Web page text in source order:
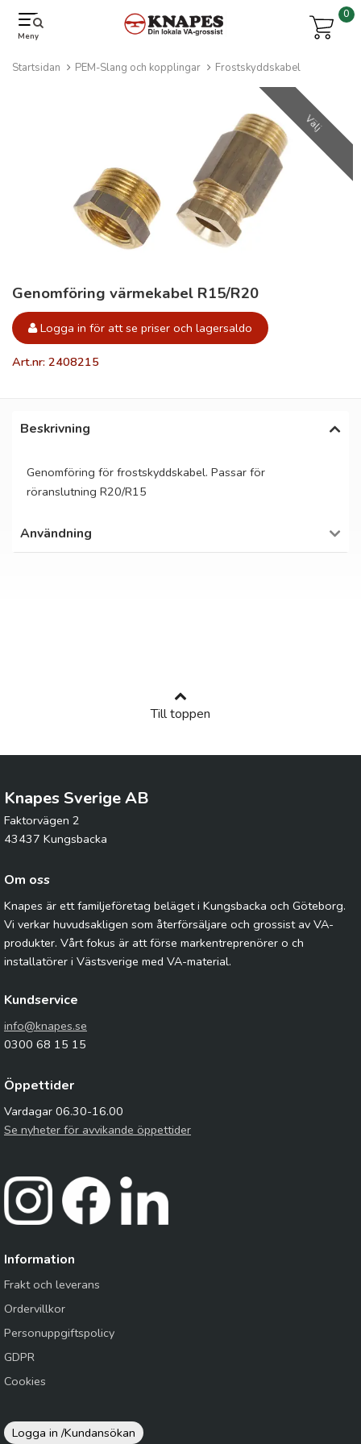
Meny
0
Startsidan PEM-Slang och kopplingar Frostskyddskabel
Välj
Genomföring värmekabel R15/R20
Logga in för att se priser och lagersaldo
Art.nr: 2408215
Beskrivning
Genomföring för frostskyddskabel. Passar för
röranslutning R20/R15
Användning
Till toppen
Knapes Sverige AB
Faktorvägen 2
43437 Kungsbacka
Om oss
Knapes är ett familjeföretag beläget i Kungsbacka och Göteborg.
Vi verkar huvudsakligen som återförsäljare och grossist av VA-
produkter. Vårt fokus är att förse markentreprenörer o ch
installatörer i Västsverige med VA-material.
Kundservice
info@knapes.se
0300 68 15 15
Öppettider
Vardagar 06.30-16.00
Se nyheter för avvikande öppettider
Information
Frakt och leverans
Ordervillkor
Personuppgiftspolicy
GDPR
Cookies
Logga in /Kundansökan